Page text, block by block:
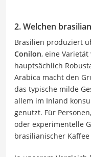
2. Welchen
Brasilien produziert
Conilon, eine
hauptsächlich
Arabica macht den
das typische milde
allem im Inland
genutzt. Für
oder experimentelle
brasilianischer